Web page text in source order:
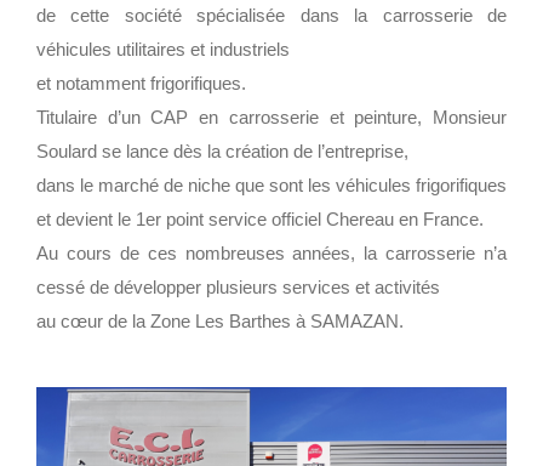
de cette société spécialisée dans la carrosserie de
véhicules utilitaires et industriels
et notamment frigorifiques.
Titulaire d’un CAP en carrosserie et peinture, Monsieur
Soulard se lance dès la création de l’entreprise,
dans le marché de niche que sont les véhicules frigorifiques
et devient le 1er point service officiel Chereau en France.
Au cours de ces nombreuses années, la carrosserie n’a
cessé de développer plusieurs services et activités
au cœur de la Zone Les Barthes à SAMAZAN.